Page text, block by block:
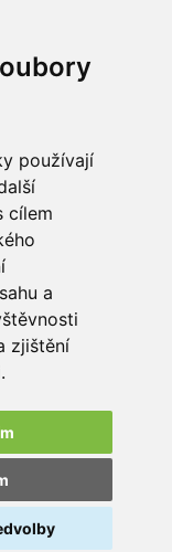
používají
cílem
a
zjištění
cookies
baterií
REMA Battery